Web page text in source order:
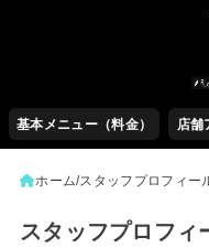
基本メニュー（料金） 店舗
ホーム スタッフプロフィー
スタッフプロフィ